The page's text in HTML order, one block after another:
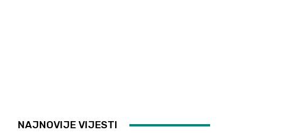
NAJNOVIJE VIJESTI